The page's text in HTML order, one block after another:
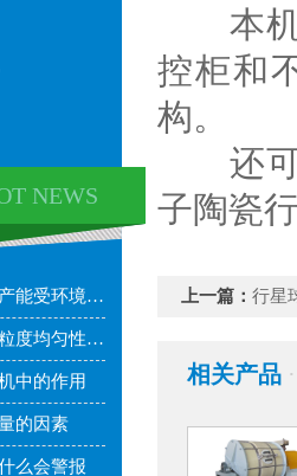
NEWS
· 浅谈立式纳米砂磨机的产能受环境因素影响吗？
· 卧式纳米砂磨机的研磨粒度均匀性较好
中的作用
的因素
么会警报
本机
控柜和
构。
还可
子陶瓷
上一篇： 行星
相关产品